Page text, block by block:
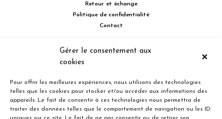
Gérer le consentement aux
cookies
Pour offrir les meilleures expériences, nous utilisons des technologies
telles que les cookies pour stocker et/ou accéder aux informations des
appareils. Le fait de consentir à ces technologies nous permettra de
traiter des données telles que le comportement de navigation ou les ID
Retour et échange
Politique de confidentialité
Contact
514 732.0222
Concorde Est, Laval, Québec H7G 2E4 Canada